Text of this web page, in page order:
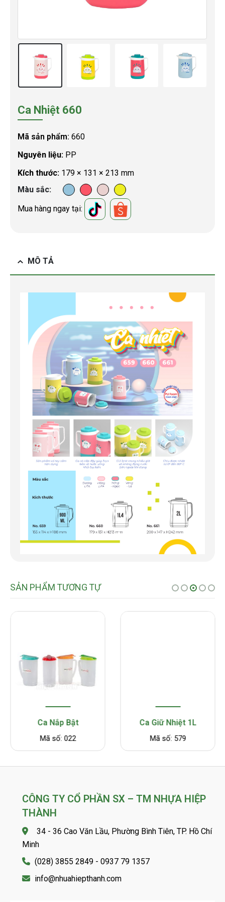
Ca Nhiệt 660
Mã sản phẩm: 660
Nguyên liệu: PP
Kích thước: 179 × 131 × 213 mm
Màu sắc
Mua hàng ngay tại:
MÔ TẢ
SẢN PHẨM TƯƠNG TỰ
Ca Nắp Bật
Mã số: 022
Ca Giữ Nhiệt 1L
Mã số: 579
CÔNG TY CỔ PHẦN SX – TM NHỰA HIỆP
THÀNH
34 - 36 Cao Văn Lầu, Phường Bình Tiên, TP. Hồ Chí
Minh
(028) 3855 2849 - 0937 79 1357
info@nhuahiepthanh.com